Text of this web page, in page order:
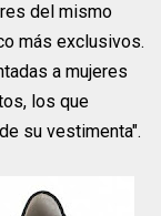
del mismo
más exclusivos.
a mujeres
los que
su vestimenta".